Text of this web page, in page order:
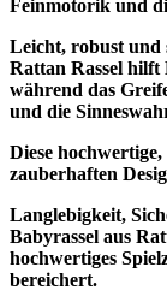
Feinmotorik und
Leicht, robust und
Rattan Rassel hilft
während das
und die
Diese
zauberhaften
Langlebigkeit,
Babyrassel aus
hochwertiges
bereichert.